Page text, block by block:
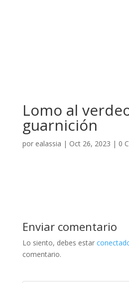
Lomo al
guarnición
por ealassia | Oct 26, 2023 | 0
Enviar comentario
Lo siento, debes estar
comentario.